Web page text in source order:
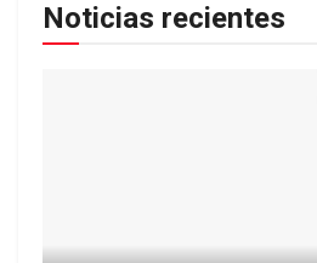
Noticias recientes